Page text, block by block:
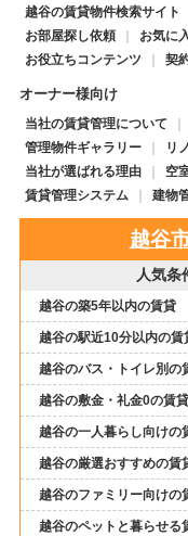
越谷の賃貸物件検索サイト
お部屋探し依頼
お気に
お役立ちコンテンツ
契
オーナー様向け
当社の賃貸管理について
管理物件ギャラリー
リ
当社が選ばれる理由
空
賃貸管理システム
建物
越谷
人気条
越谷の築5年以内の賃貸
越谷の駅近10分以内の賃
越谷のバス・トイレ別の
越谷の敷金・礼金0の賃貸
越谷の一人暮らし向けの
越谷の厳選おすすめの賃
越谷のファミリー向けの
越谷のペットと暮らせる